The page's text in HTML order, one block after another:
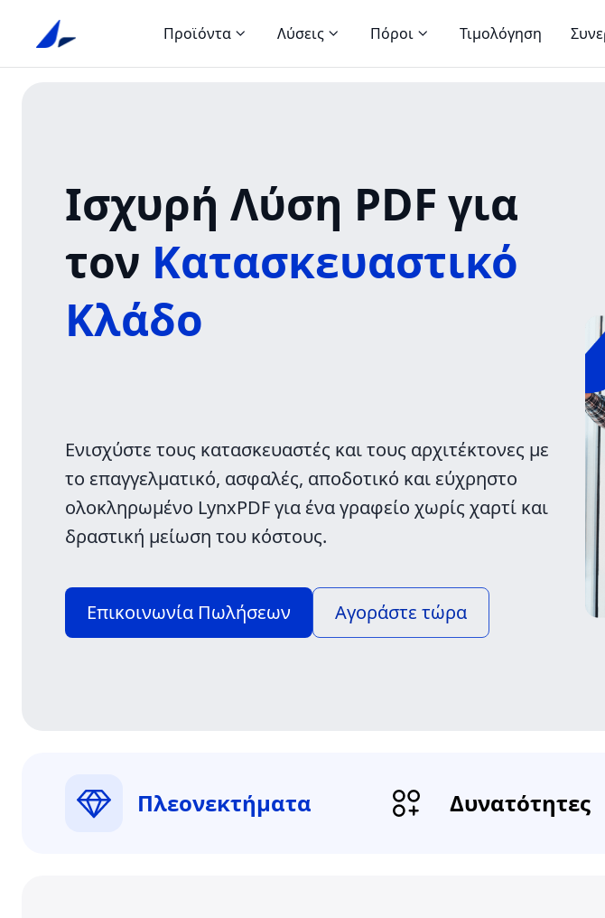
Προϊόντα Λύσεις Πόροι Τιμολόγηση
Ισχυρή Λύση PDF για
τον Κατασκευαστικό
Κλάδο
Ενισχύστε τους κατασκευαστές και τους αρχιτέκτονες με
το επαγγελματικό, ασφαλές, αποδοτικό και εύχρηστο
ολοκληρωμένο LynxPDF για ένα γραφείο χωρίς χαρτί και
δραστική μείωση του κόστους.
Επικοινωνία Πωλήσεων Αγοράστε τώρα
Πλεονεκτήματα Δυνατότητες